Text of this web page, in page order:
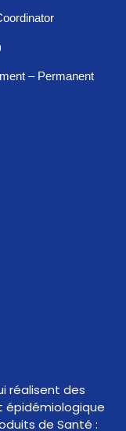
– Permanent
réalisent des
épidémiologique
de Santé :